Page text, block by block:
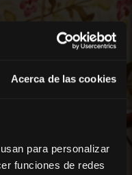
Acerca de las cookies
para personalizar
funciones de redes